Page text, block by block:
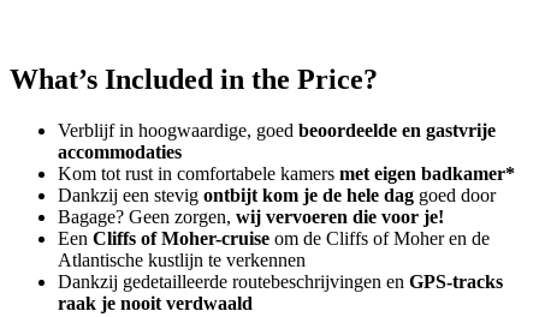
What’s Included in the Price?
Verblijf in hoogwaardige, goed beoordeelde en gastvrije
accommodaties
Kom tot rust in comfortabele kamers met eigen badkamer*
Dankzij een stevig ontbijt kom je de hele dag goed door
Bagage? Geen zorgen, wij vervoeren die voor je!
Een Cliffs of Moher-cruise om de Cliffs of Moher en de
Atlantische kustlijn te verkennen
Dankzij gedetailleerde routebeschrijvingen en GPS-tracks
raak je nooit verdwaald